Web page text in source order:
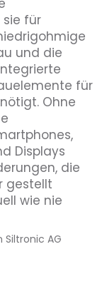
für
und die
für
Ohne
Displays
die
gestellt
wie nie
unserem
daran,
AG